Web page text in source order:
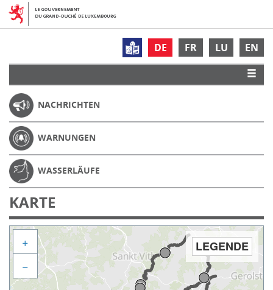
DE FR LU EN
NACHRICHTEN
WARNUNGEN
WASSERLÄUFE
KARTE
LEGENDE
+
−